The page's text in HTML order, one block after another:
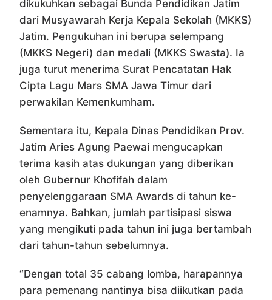
dikukuhkan sebagai Bunda Pendidikan Jatim
dari Musyawarah Kerja Kepala Sekolah (MKKS)
Jatim. Pengukuhan ini berupa selempang
(MKKS Negeri) dan medali (MKKS Swasta). Ia
juga turut menerima Surat Pencatatan Hak
Cipta Lagu Mars SMA Jawa Timur dari
perwakilan Kemenkumham.
Sementara itu, Kepala Dinas Pendidikan Prov.
Jatim Aries Agung Paewai mengucapkan
terima kasih atas dukungan yang diberikan
oleh Gubernur Khofifah dalam
penyelenggaraan SMA Awards di tahun ke-
enamnya. Bahkan, jumlah partisipasi siswa
yang mengikuti pada tahun ini juga bertambah
dari tahun-tahun sebelumnya.
“Dengan total 35 cabang lomba, harapannya
para pemenang nantinya bisa diikutkan pada